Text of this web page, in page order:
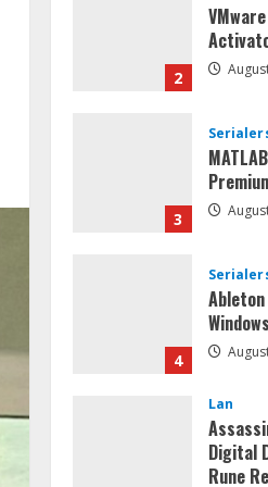
2
3
4
Lan
Digital
Rune